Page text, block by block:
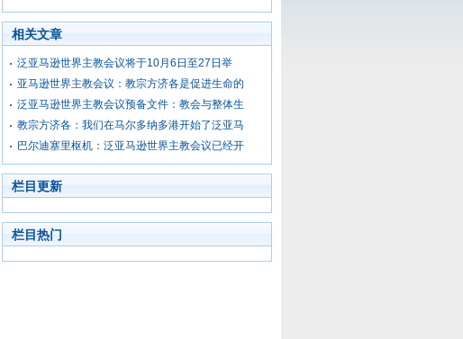
相关文章
泛亚马逊世界主教会议将于10月6日至27日举
亚马逊世界主教会议：教宗方济各是促进生命的
泛亚马逊世界主教会议预备文件：教会与整体生
教宗方济各：我们在马尔多纳多港开始了泛亚马
巴尔迪塞里枢机：泛亚马逊世界主教会议已经开
栏目更新
栏目热门